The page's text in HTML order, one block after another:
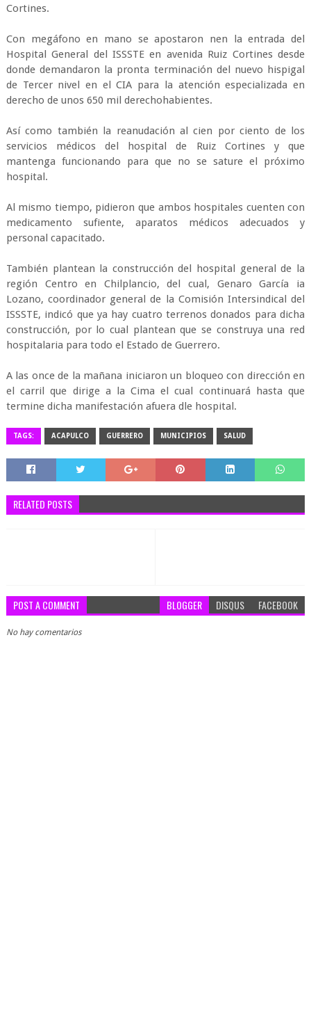
Cortines.
Con megáfono en mano se apostaron nen la entrada del
Hospital General del ISSSTE en avenida Ruiz Cortines desde
donde demandaron la pronta terminación del nuevo hispigal
de Tercer nivel en el CIA para la atención especializada en
derecho de unos 650 mil derechohabientes.
Así como también la reanudación al cien por ciento de los
servicios médicos del hospital de Ruiz Cortines y que
mantenga funcionando para que no se sature el próximo
hospital.
Al mismo tiempo, pidieron que ambos hospitales cuenten con
medicamento sufiente, aparatos médicos adecuados y
personal capacitado.
También plantean la construcción del hospital general de la
región Centro en Chilplancio, del cual, Genaro García ia
Lozano, coordinador general de la Comisión Intersindical del
ISSSTE, indicó que ya hay cuatro terrenos donados para dicha
construcción, por lo cual plantean que se construya una red
hospitalaria para todo el Estado de Guerrero.
A las once de la mañana iniciaron un bloqueo con dirección en
el carril que dirige a la Cima el cual continuará hasta que
termine dicha manifestación afuera dle hospital.
TAGS: ACAPULCO GUERRERO MUNICIPIOS SALUD
RELATED POSTS
POST A COMMENT BLOGGER DISQUS FACEBOOK
No hay comentarios